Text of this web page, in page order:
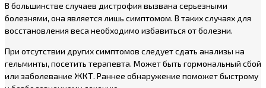
В большинстве случаев дистрофия вызвана серьезными
болезнями, она является лишь симптомом. В таких случаях для
восстановления веса необходимо избавиться от болезни.
При отсутствии других симптомов следует сдать анализы на
гельминты, посетить терапевта. Может быть гормональный сбой
или заболевание ЖКТ. Раннее обнаружение поможет быстрому